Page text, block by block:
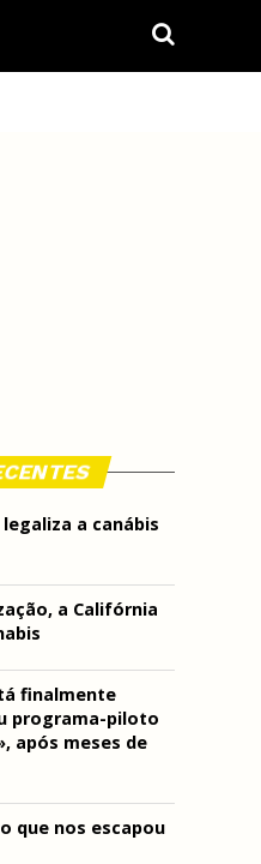
a canábis
a Califórnia
finalmente
programa-piloto
após meses de
que nos escapou